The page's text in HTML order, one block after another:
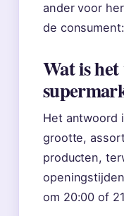
ander voor
de
Wat is het
Het antwoord
grootte,
producten,
om 20:00 of